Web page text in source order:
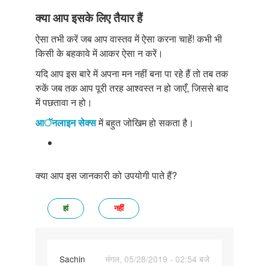
क्या आप इसके लिए तैयार हैं
ऐसा तभी करें जब आप वास्तव में ऐसा करना चाहें! कभी भी
किसी के बहकावे में आकर ऐसा न करें।
यदि आप इस बारे में अपना मन नहीं बना पा रहे हैं तो तब तक
रुकें जब तक आप पूरी तरह आश्वस्त न हो जाएँ, जिससे बाद
में पछतावा न हो।
आॅनलाइन सेक्समें बहुत जोखिम हो सकता है।
क्या आप इस जानकारी को उपयोगी पाते हैं?
हां नहीं
Sachin
मंगल, 05/28/2019 - 02:54 बजे